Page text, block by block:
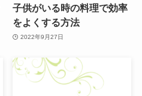
子供がいる時の料理で効率
をよくする方法
2022年9月27日